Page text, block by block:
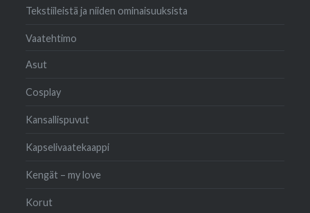
Tekstiileistä ja niiden ominaisuuksista
Vaatehtimo
Asut
Cosplay
Kansallispuvut
Kapselivaatekaappi
Kengät – my love
Korut